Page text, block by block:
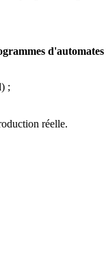
d'automates
;
réelle.